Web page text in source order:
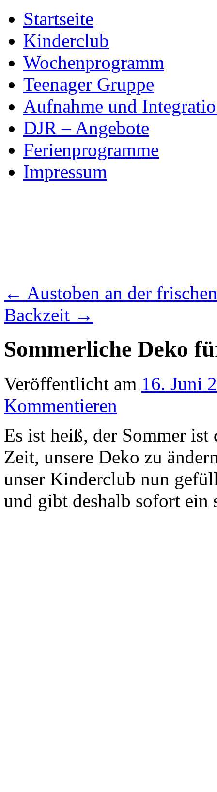
to
contentStartseite
Kinderclub
Wochenprogramm
Teenager Gruppe
Aufnahme und
DJR – Angebote
Ferienprogramme
Impressum
← Austoben an der
Backzeit →
Sommerliche Deko
Veröffentlicht am 16. Juni
Kommentieren
Es ist heiß, der Sommer
Zeit, unsere Deko zu
unser Kinderclub nun
und gibt deshalb sofort ein